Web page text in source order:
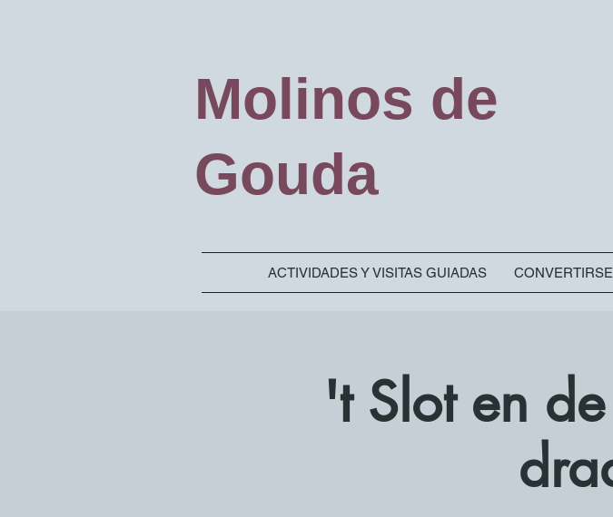
Molinos de
Gouda
ACTIVIDADES Y VISITAS GUIADAS
't Slot en